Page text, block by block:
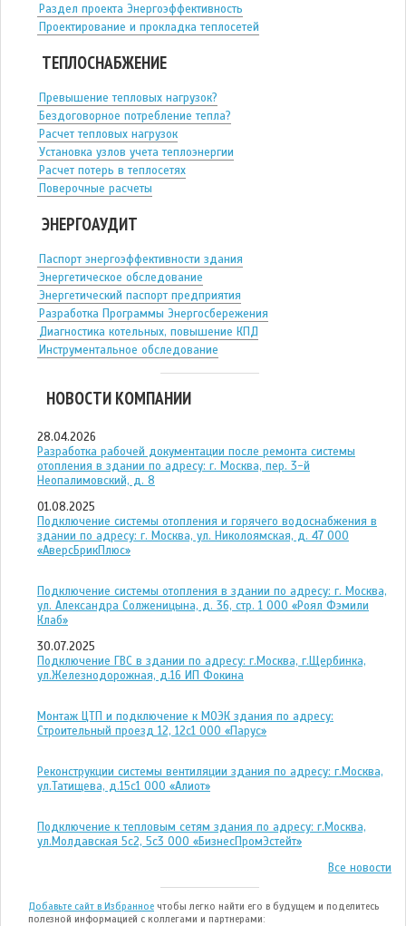
Раздел проекта Энергоэффективность
Проектирование и прокладка теплосетей
ТЕПЛОСНАБЖЕНИЕ
Превышение тепловых нагрузок?
Бездоговорное потребление тепла?
Расчет тепловых нагрузок
Установка узлов учета теплоэнергии
Расчет потерь в теплосетях
Поверочные расчеты
ЭНЕРГОАУДИТ
Паспорт энергоэффективности здания
Энергетическое обследование
Энергетический паспорт предприятия
Разработка Программы Энергосбережения
Диагностика котельных, повышение КПД
Инструментальное обследование
НОВОСТИ КОМПАНИИ
28.04.2026
Разработка рабочей документации после ремонта системы
отопления в здании по адресу: г. Москва, пер. 3-й
Неопалимовский, д. 8
01.08.2025
Подключение системы отопления и горячего водоснабжения в
здании по адресу: г. Москва, ул. Николоямская, д. 47 ООО
«АверсБрикПлюс»
Подключение системы отопления в здании по адресу: г. Москва,
ул. Александра Солженицына, д. 36, стр. 1 ООО «Роял Фэмили
Клаб»
30.07.2025
Подключение ГВС в здании по адресу: г.Москва, г.Щербинка,
ул.Железнодорожная, д.16 ИП Фокина
Монтаж ЦТП и подключение к МОЭК здания по адресу:
Строительный проезд 12, 12с1 ООО «Парус»
Реконструкции системы вентиляции здания по адресу: г.Москва,
ул.Татищева, д.15с1 ООО «Алиот»
Подключение к тепловым сетям здания по адресу: г.Москва,
ул.Молдавская 5с2, 5с3 ООО «БизнесПромЭстейт»
Все новости
Добавьте сайт в Избранное чтобы легко найти его в будущем и поделитесь
полезной информацией с коллегами и партнерами: